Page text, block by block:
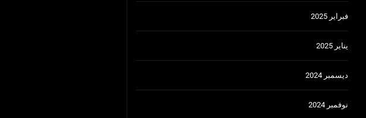
فبراير 2025
يناير 2025
ديسمبر 2024
نوفمبر 2024